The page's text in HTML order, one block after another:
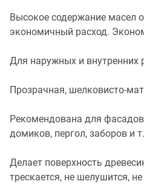
Высокое содержание масел
экономичный расход.
Для наружных и внутренних
Прозрачная, шелковисто-
Рекомендована для
домиков, пергол, заборов и
Делает поверхность
трескается, не шелушится,